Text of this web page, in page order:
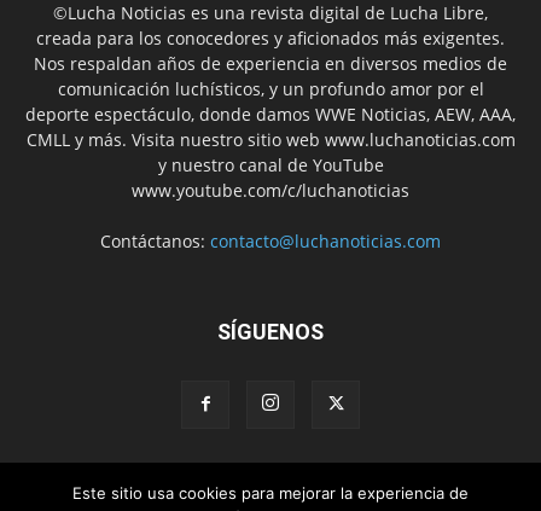
©Lucha Noticias es una revista digital de Lucha Libre,
creada para los conocedores y aficionados más exigentes.
Nos respaldan años de experiencia en diversos medios de
comunicación luchísticos, y un profundo amor por el
deporte espectáculo, donde damos WWE Noticias, AEW, AAA,
CMLL y más. Visita nuestro sitio web www.luchanoticias.com
y nuestro canal de YouTube
www.youtube.com/c/luchanoticias
Contáctanos: contacto@luchanoticias.com
SÍGUENOS
WWE Noticias WWE AEW
Lucha Libre Mexicana
Este sitio usa cookies para mejorar la experiencia de